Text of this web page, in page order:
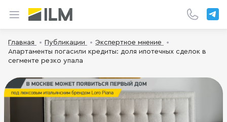
Главная Публикации
Экспертное мнение
Апартаменты погасили кредиты: доля ипотечных сделок в
сегменте резко упала